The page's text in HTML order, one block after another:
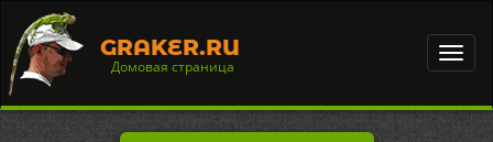
GRAKER.RU
Домовая страница